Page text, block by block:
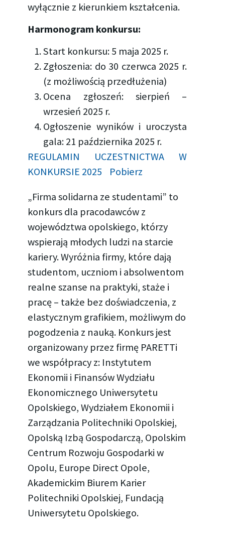
wyłącznie z kierunkiem kształcenia.
Harmonogram konkursu:
Start konkursu: 5 maja 2025 r.
Zgłoszenia: do 30 czerwca 2025 r.
(z możliwością przedłużenia)
Ocena zgłoszeń: sierpień –
wrzesień 2025 r.
Ogłoszenie wyników i uroczysta
gala: 21 października 2025 r.
REGULAMIN UCZESTNICTWA W
KONKURSIE 2025
Pobierz
„Firma solidarna ze studentami” to
konkurs dla pracodawców z
województwa opolskiego, którzy
wspierają młodych ludzi na starcie
kariery. Wyróżnia firmy, które dają
studentom, uczniom i absolwentom
realne szanse na praktyki, staże i
pracę – także bez doświadczenia, z
elastycznym grafikiem, możliwym do
pogodzenia z nauką. Konkurs jest
organizowany przez firmę PARETTi
we współpracy z: Instytutem
Ekonomii i Finansów Wydziału
Ekonomicznego Uniwersytetu
Opolskiego, Wydziałem Ekonomii i
Zarządzania Politechniki Opolskiej,
Opolską Izbą Gospodarczą, Opolskim
Centrum Rozwoju Gospodarki w
Opolu, Europe Direct Opole,
Akademickim Biurem Karier
Politechniki Opolskiej, Fundacją
Uniwersytetu Opolskiego.